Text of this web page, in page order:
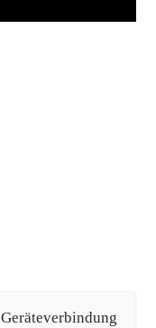
Geräteverbindung